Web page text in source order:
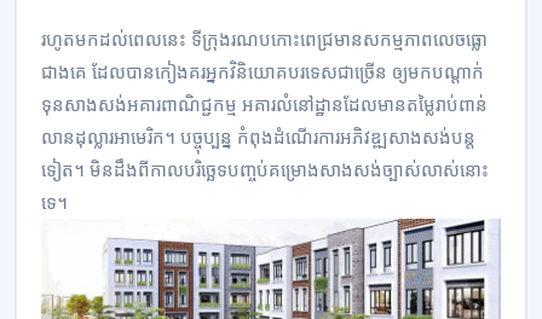
រហូត​មក​ដល់​ពេល​នេះ ទីក្រុង​រណប​កោះពេជ្រ​មាន​សកម្មភាព​លេច​ធ្លោ​
ជាង​គេ ដែល​បាន​កៀងគរ​អ្នក​វិនិយោគ​បរទេស​ជា​​ច្រើន ឲ្យ​មក​បណ្តាក់​
ទុន​សាងសង់​អគារ​ពាណិជ្ជ​កម្ម អគារ​លំនៅ​ដ្ឋាន​ដែល​មាន​តម្លៃ​រាប់​ពាន់​
លាន​ដុល្លារ​អាមេរិក។ បច្ចុប្បន្ន កំពុង​ដំណើរការ​អភិវឌ្ឍ​សាងសង់​បន្ត​
ទៀត។ មិន​ដឹង​ពី​កាល​បរិច្ឆេទ​បញ្ចប់​គម្រោង​សាងសង់​ច្បាស់​លាស់​នោះ​
ទេ។